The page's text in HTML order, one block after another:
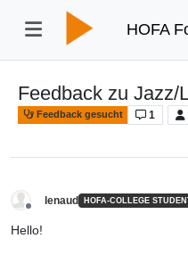
HOFA
Feedback zu Jazz/
Feedback gesucht 1
lenaud HOFA-COLLEGE
Hello!